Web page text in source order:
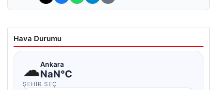
Hava Durumu
☁Ankara
NaN°C
ŞEHIR SEÇ